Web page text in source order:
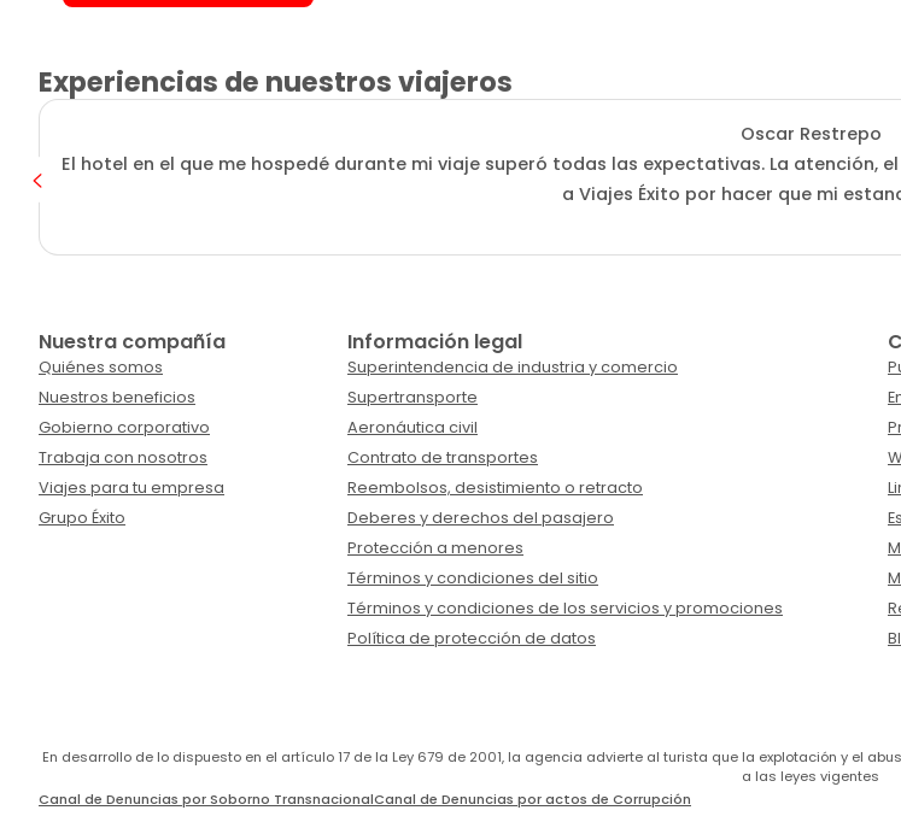
Experiencias de nuestros viajeros
Oscar Restrepo
El hotel en el que me hospedé durante mi viaje superó todas las expectativas. La
a Viajes Éxito por hacer que mi
Nuestra compañía
Quiénes somos
Nuestros beneficios
Gobierno corporativo
Trabaja con nosotros
Viajes para tu empresa
Grupo Éxito
Información legal
Superintendencia de industria y comercio
Supertransporte
Aeronáutica civil
Contrato de transportes
Reembolsos, desistimiento o retracto
Deberes y derechos del pasajero
Protección a menores
Términos y condiciones del sitio
Términos y condiciones de los servicios y promociones
Política de protección de datos
En desarrollo de lo dispuesto en el artículo 17 de la Ley 679 de 2001, la agencia advierte al turista que la explotación y el
a las leyes vigentes
Canal de Denuncias por Soborno TransnacionalCanal de Denuncias por actos de Corrupción